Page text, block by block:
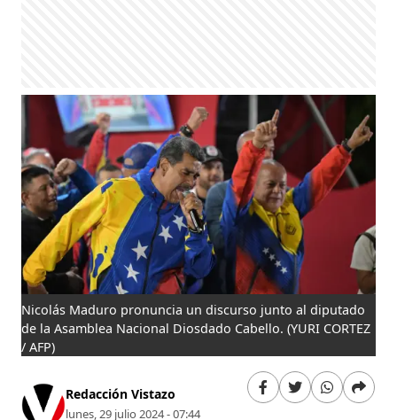
Nicolás Maduro pronuncia un discurso junto al diputado
de la Asamblea Nacional Diosdado Cabello. (YURI CORTEZ
/ AFP)
Redacción Vistazo
lunes, 29 julio 2024 - 07:44